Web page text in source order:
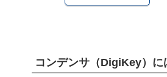
コンデンサ（DigiKey）に